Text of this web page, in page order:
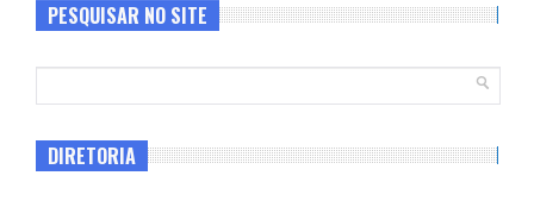
PESQUISAR NO SITE
DIRETORIA